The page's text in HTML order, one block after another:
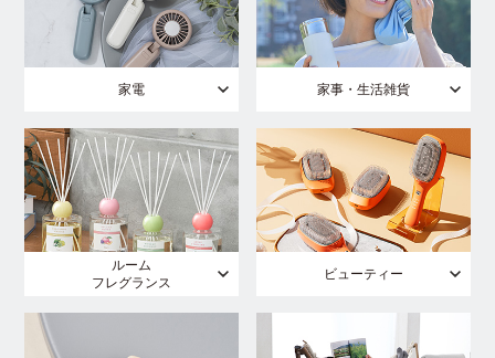
家電 家事・生活雑貨
ルーム
フレグランス
ビューティー